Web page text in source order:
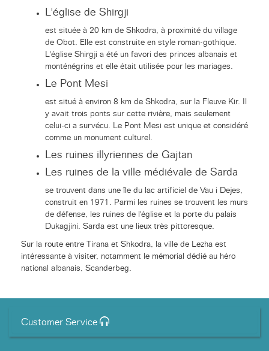
L'église de Shirgji
est située à 20 km de Shkodra, à proximité du village
de Obot. Elle est construite en style roman-gothique.
L'église Shirgji a été un favori des princes albanais et
monténégrins et elle était utilisée pour les mariages.
Le Pont Mesi
est situé à environ 8 km de Shkodra, sur la Fleuve Kir. Il
y avait trois ponts sur cette rivière, mais seulement
celui-ci a survécu. Le Pont Mesi est unique et considéré
comme un monument culturel.
Les ruines illyriennes de Gajtan
Les ruines de la ville médiévale de Sarda
se trouvent dans une île du lac artificiel de Vau i Dejes,
construit en 1971. Parmi les ruines se trouvent les murs
de défense, les ruines de l'église et la porte du palais
Dukagjini. Sarda est une lieux très pittoresque.
Sur la route entre Tirana et Shkodra, la ville de Lezha est
intéressante à visiter, notamment le mémorial dédié au héro
national albanais, Scanderbeg.
Customer Service